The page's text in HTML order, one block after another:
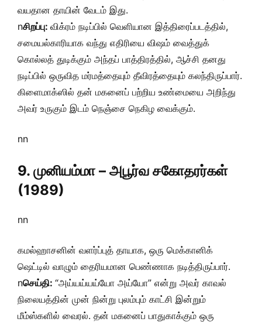
வயதான தாயின் வேடம் இது.
nசிறப்பு: விக்ரம் நடிப்பில் வெளியான இத்திரைப்படத்தில்,
சமையல்காரியாக வந்து எதிரியை விஷம் வைத்துக்
கொல்லத் துடிக்கும் அந்தப் பாத்திரத்தில், ஆச்சி தனது
நடிப்பில் ஒருவித மர்மத்தையும் தீவிரத்தையும் கலந்திருப்பார்.
கிளைமாக்ஸில் தன் மகனைப் பற்றிய உண்மையை அறிந்து
அவர் உருகும் இடம் நெஞ்சை நெகிழ வைக்கும்.
nn
9. முனியம்மா – அபூர்வ சகோதரர்கள்
(1989)
nn
கமல்ஹாசனின் வளர்ப்புத் தாயாக, ஒரு மெக்கானிக்
ஷெட்டில் வாழும் தைரியமான பெண்ணாக நடித்திருப்பார்.
nசெய்தி: “அய்யய்யய்யோ அய்யோ” என்று அவர் காவல்
நிலையத்தின் முன் நின்று புலம்பும் காட்சி இன்றும்
மீம்ஸ்களில் வைரல். தன் மகனைப் பாதுகாக்கும் ஒரு